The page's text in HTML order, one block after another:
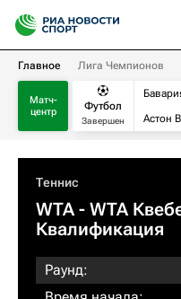
Главное Лига Чемпионов
Матч-
центр
Футбол
Завершен
Астон
Теннис
WTA- WTA
Квалификация
Раунд: